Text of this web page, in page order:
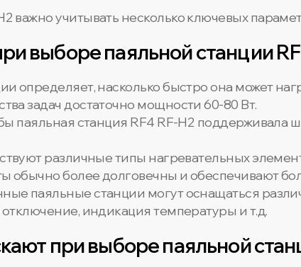
важно учитывать несколько ключевых
выборе паяльной станции
определяет, насколько быстро она может
задач достаточно мощности 60-80 Вт.
паяльная станция RF4 RF-H2 поддерживала
различные типы нагревательных
обычно более долговечны и обеспечивают
паяльные станции могут оснащаться
индикация температуры и т.д.
при выборе паяльной